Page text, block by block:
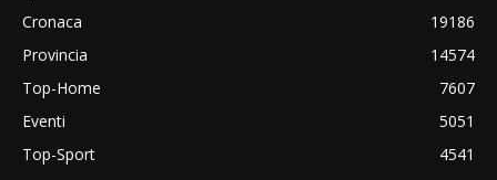
Cronaca
19186
Provincia
14574
Top-Home
7607
Eventi
5051
Top-Sport
4541